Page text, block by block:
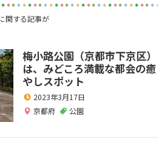
関する記事が
梅小路公園（京都市下京区）
は、みどころ満載な都会の癒
やしスポット
2023年3月17日
京都府
公園